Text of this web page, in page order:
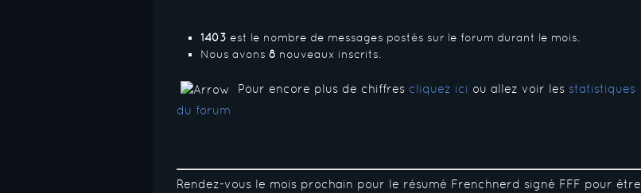
1403 est le nombre de messages postés sur le forum durant le mois.
Nous avons 8 nouveaux inscrits.
Pour encore plus de chiffres cliquez ici ou allez voir les statistiques
du forum
Rendez-vous le mois prochain pour le résumé Frenchnerd signé FFF pour être